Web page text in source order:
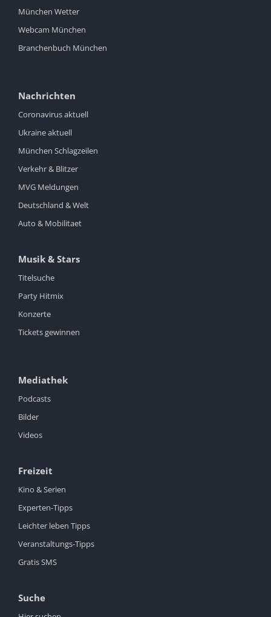
München Wetter
Webcam München
Branchenbuch München
Nachrichten
Coronavirus aktuell
Ukraine aktuell
München Schlagzeilen
Verkehr & Blitzer
MVG Meldungen
Deutschland & Welt
Auto & Mobilitaet
Musik & Stars
Titelsuche
Party Hitmix
Konzerte
Tickets gewinnen
Mediathek
Podcasts
Bilder
Videos
Freizeit
Kino & Serien
Experten-Tipps
Leichter leben Tipps
Veranstaltungs-Tipps
Gratis SMS
Suche